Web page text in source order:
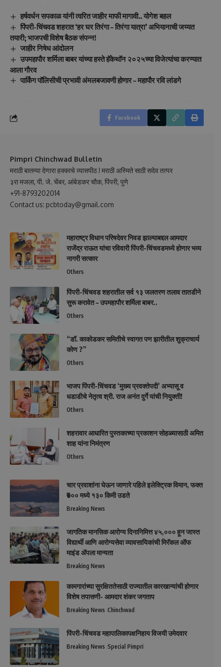
हर्षवर्धन सपकाळ यांनी त्वरित जाहीर माफी मागावी.. योगेश बहल
पिंपरी-चिंचवड शहरात ‘हर घर तिरंगा – तिरंगा यात्रा’ अभियानाची जय्यत
तयारी; भाजपची विशेष बैठक संपन्न!
जाहीर निषेध आंदोलन
उपमहापौर शर्मिला बाबर यांच्या हस्ते हॅकेथॉन २०२५च्या विजेत्यांचा करण्यात
आला गौरव
पार्किंग पॉलिसीची प्रभावी अंमलबजावणी होणार – महापौर रवि लांडगे
Facebook
Pimpri Chinchwad Bulletin
मराठी बातम्या देणारा हक्काचे व्यासपीठ ! मराठी अस्मिते साठी सदेव तत्पर
३रा मजला, पी. जे. चेंबर, आंबेडकर चौक, पिंपरी, पुणे
+91-8793202014
Contact us: pcbtoday@gmail.com
महाराष्ट्र विधान परिषदेवर निवड झाल्याबद्दल आमदार
राजेंद्र राऊत यांचा रविवारी पिंपरी-चिंचवडमध्ये होणार भव्य
नागरी सत्कार
Others
पिंपरी-चिंचवड शहरातील सर्व १३ जलतरण तलाव तातडीने
सुरू करावेत – उपमहापौर शर्मिला बाबर..
Others
“डॉ. काकोडकर समितीचे स्वागत पण झारीतील शुक्राचार्य
कोण ?”
Others
भाजप पिंपरी-चिंचवड ‘मुख्य प्रवक्तेपदी’ अभ्यासू व
धडाडीचे नेतृत्व श्री. राज अनंत दुर्गे यांची नियुक्ती!
Others
शहरावार आधारित पुस्तकाच्या प्रकाशन सोहळ्यासाठी अमित
शाह यांना निमंत्रण
Others
चार प्रवाशांना घेऊन जाणारे पहिले इलेक्ट्रिक विमान, फक्त
₹७०० मध्ये १३० किमी उडते
Breaking News
जागतिक मानसिक आरोग्य दिनानिमित्त ४५,००० हून जास्त
विद्यार्थी आणि आरोग्यसेवा व्यावसायिकांची मिरॅकल ऑफ
माइंड ॲपला मान्यता
Breaking News
कामगारांच्या सुरक्षिततेसाठी राज्यातील कारखान्यांची होणार
विशेष तपासणी- आमदार शंकर जगताप
Breaking News Chinchwad
पिंपरी-चिंचवड महापालिकापक्षनिहाय विजयी उमेदवार
Breaking News Special Pimpri